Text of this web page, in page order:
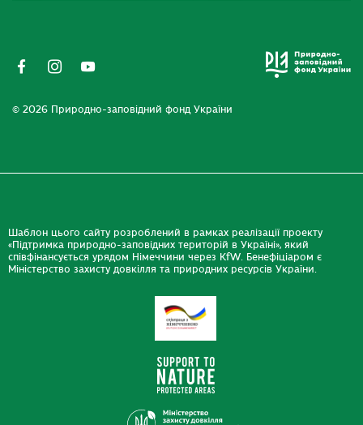
© 2026 Природно-заповідний фонд України
Шаблон цього сайту розроблений в рамках реалізації проекту
«Підтримка природно-заповідних територій в Україні», який
співфінансується урядом Німеччини через KfW. Бенефіціаром є
Міністерство захисту довкілля та природних ресурсів України.